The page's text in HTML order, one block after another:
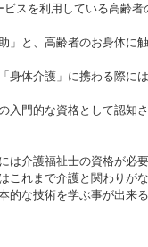
スを利用している高齢者
と、高齢者のお身体に
体介護」に携わる際に
門的な資格として認知
介護福祉士の資格が必
れまで介護と関わりが
な技術を学ぶ事が出来